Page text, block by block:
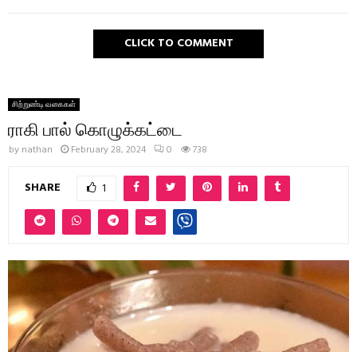
CLICK TO COMMENT
சிற்றுண்டி வகைகள்
ராகி பால் கொழுக்கட்டை
by nathan February 28, 2024 0 738
SHARE 1